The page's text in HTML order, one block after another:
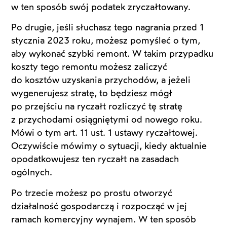
w ten sposób swój podatek zryczałtowany.
Po drugie, jeśli słuchasz tego nagrania przed 1
stycznia 2023 roku, możesz pomyśleć o tym,
aby wykonać szybki remont. W takim przypadku
koszty tego remontu możesz zaliczyć
do kosztów uzyskania przychodów, a jeżeli
wygenerujesz stratę, to będziesz mógł
po przejściu na ryczałt rozliczyć tę stratę
z przychodami osiągniętymi od nowego roku.
Mówi o tym art. 11 ust. 1 ustawy ryczałtowej.
Oczywiście mówimy o sytuacji, kiedy aktualnie
opodatkowujesz ten ryczałt na zasadach
ogólnych.
Po trzecie możesz po prostu otworzyć
działalność gospodarczą i rozpocząć w jej
ramach komercyjny wynajem. W ten sposób